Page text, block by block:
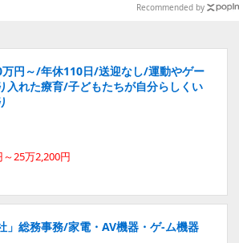
Recommended by
円～/年休110日/送迎なし/運動やゲー
入れた療育/子どもたちが自分らしくい
25万2,200円
」総務事務/家電・AV機器・ゲ-ム機器